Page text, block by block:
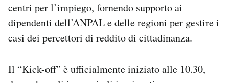
centri per l’impiego, fornendo supporto ai
dipendenti dell’ANPAL e delle regioni per gestire i
casi dei percettori di reddito di cittadinanza.
Il “Kick-off” è ufficialmente iniziato alle 10.30,